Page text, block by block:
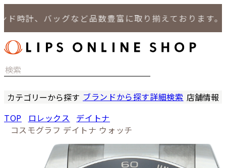
計、バッグなど品数豊富に取り揃えております。
カテゴリーから探す
バッグ
小物
ブランドから探す詳細検索 店舗情報
LIPS 札
LIPS 通信
TOP ロレックス
デイトナ
コスモグラフ デイトナ ウォッチ